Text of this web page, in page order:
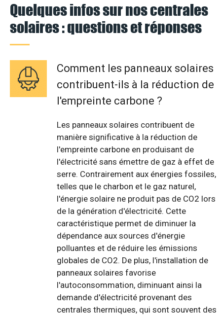
Quelques infos sur nos centrales
solaires : questions et réponses
Comment les panneaux solaires
contribuent-ils à la réduction de
l'empreinte carbone ?
Les panneaux solaires contribuent de
manière significative à la réduction de
l'empreinte carbone en produisant de
l'électricité sans émettre de gaz à effet de
serre. Contrairement aux énergies fossiles,
telles que le charbon et le gaz naturel,
l'énergie solaire ne produit pas de CO2 lors
de la génération d'électricité. Cette
caractéristique permet de diminuer la
dépendance aux sources d'énergie
polluantes et de réduire les émissions
globales de CO2. De plus, l'installation de
panneaux solaires favorise
l'autoconsommation, diminuant ainsi la
demande d'électricité provenant des
centrales thermiques, qui sont souvent des